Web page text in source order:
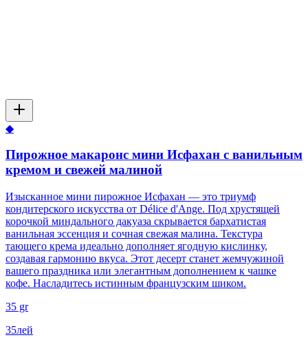
◆
Пирожное макаронс мини Исфахан с ванильным
кремом и свежей малиной
Изысканное мини пирожное Исфахан — это триумф
кондитерского искусства от Délice d'Ange. Под хрустящей
корочкой миндального дакуаза скрывается бархатистая
ванильная эссенция и сочная свежая малина. Текстура
тающего крема идеально дополняет ягодную кислинку,
создавая гармонию вкуса. Этот десерт станет жемчужиной
вашего праздника или элегантным дополнением к чашке
кофе. Насладитесь истинным французским шиком.
35 gr
35лей